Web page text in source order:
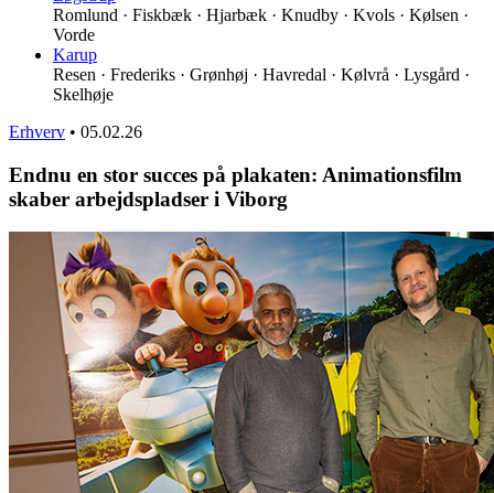
Romlund · Fiskbæk · Hjarbæk · Knudby · Kvols · Kølsen ·
Vorde
Karup
Resen · Frederiks · Grønhøj · Havredal · Kølvrå · Lysgård ·
Skelhøje
Erhverv • 05.02.26
Endnu en stor succes på plakaten: Animationsfilm
skaber arbejdspladser i Viborg